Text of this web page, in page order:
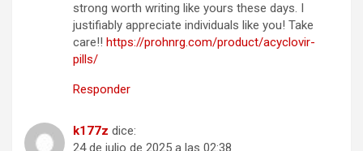
strong worth writing like yours these days. I
justifiably appreciate individuals like you! Take
care!! https://prohnrg.com/product/acyclovir-
pills/
Responder
k177z dice: